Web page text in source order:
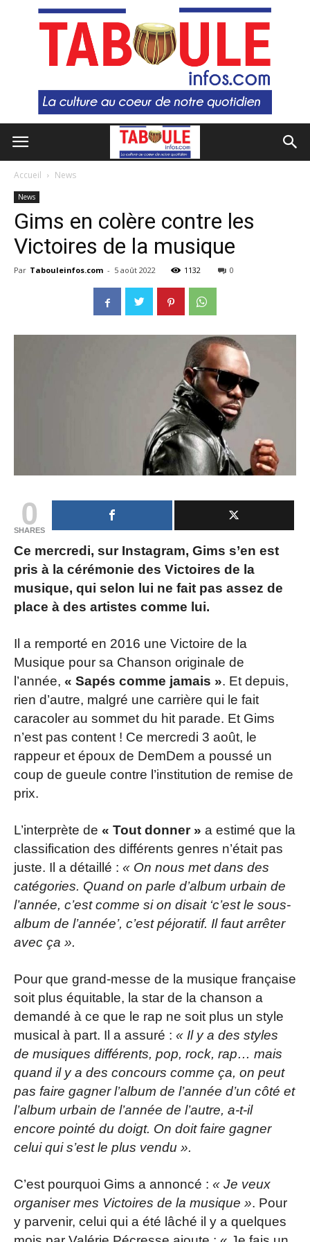
Accueil News
News
Gims en colère contre les
Victoires de la musique
Par Tabouleinfos.com - 5 août 2022 1132 0
0
SHARES
Ce mercredi, sur Instagram, Gims s’en est
pris à la cérémonie des Victoires de la
musique, qui selon lui ne fait pas assez de
place à des artistes comme lui.
Il a remporté en 2016 une Victoire de la
Musique pour sa Chanson originale de
l’année, « Sapés comme jamais ». Et depuis,
rien d’autre, malgré une carrière qui le fait
caracoler au sommet du hit parade. Et Gims
n’est pas content ! Ce mercredi 3 août, le
rappeur et époux de DemDem a poussé un
coup de gueule contre l’institution de remise de
prix.
L’interprète de « Tout donner » a estimé que la
classification des différents genres n’était pas
juste. Il a détaillé : « On nous met dans des
catégories. Quand on parle d’album urbain de
l’année, c’est comme si on disait ‘c’est le sous-
album de l’année’, c’est péjoratif. Il faut arrêter
avec ça ».
Pour que grand-messe de la musique française
soit plus équitable, la star de la chanson a
demandé à ce que le rap ne soit plus un style
musical à part. Il a assuré : « Il y a des styles
de musiques différents, pop, rock, rap… mais
quand il y a des concours comme ça, on peut
pas faire gagner l’album de l’année d’un côté et
l’album urbain de l’année de l’autre, a-t-il
encore pointé du doigt. On doit faire gagner
celui qui s’est le plus vendu ».
C’est pourquoi Gims a annoncé : « Je veux
organiser mes Victoires de la musique ». Pour
y parvenir, celui qui a été lâché il y a quelques